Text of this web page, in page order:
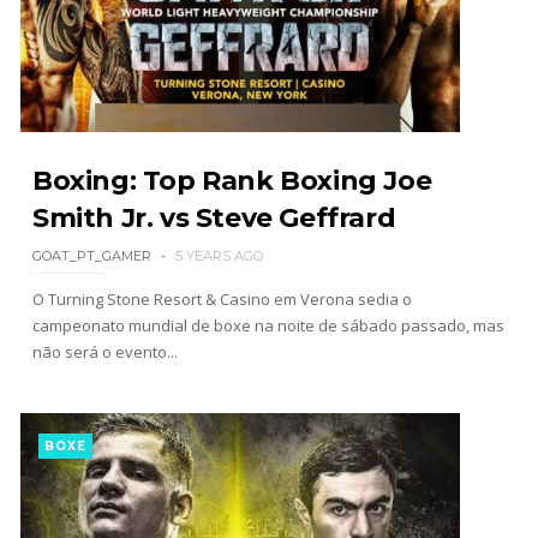
TNA: Elayna Black desafia Xia Brookside para
combate pelo título no Lockdown
WWE: Brock Lesnar deverá estar presente na
WrestleMania 43
SCSA867-Aug 07 2026
WWE: Netflix censura segmento entre Becky
Lynch e Liv Morgan no Raw
SCSA867-Aug 07 2026
Boxing: Top Rank Boxing Joe
Smith Jr. vs Steve Geffrard
GOAT_PT_GAMER 5 YEARS AGO
O Turning Stone Resort & Casino em Verona sedia o
campeonato mundial de boxe na noite de sábado passado, mas
não será o evento...
BOXE